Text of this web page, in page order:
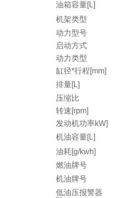
油箱容量[L]
机架类型
动力型号
启动方式
动力类型
缸径*行程[mm]
排量[L]
压缩比
转速[rpm]
发动机功率kW]
机油容量[L]
油耗[g/kwh]
燃油牌号
机油牌号
低油压报警器